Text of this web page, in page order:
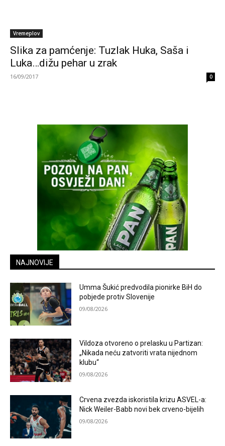
Vremeplov
Slika za pamćenje: Tuzlak Huka, Saša i
Luka…dižu pehar u zrak
16/09/2017 0
NAJNOVIJE
Umma Šukić predvodila pionirke BiH do
pobjede protiv Slovenije
09/08/2026
Vildoza otvoreno o prelasku u Partizan:
„Nikada neću zatvoriti vrata nijednom
klubu“
09/08/2026
Crvena zvezda iskoristila krizu ASVEL-a:
Nick Weiler-Babb novi bek crveno-bijelih
09/08/2026